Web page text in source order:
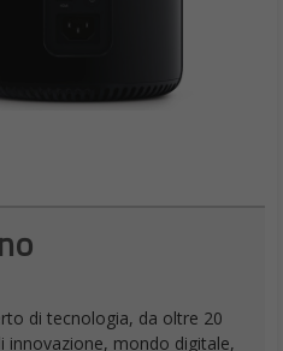
di tecnologia, da oltre 20
innovazione, mondo digitale,